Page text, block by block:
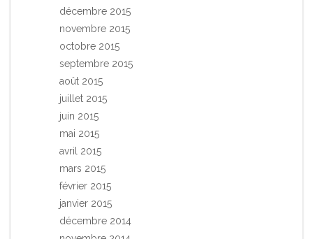
décembre 2015
novembre 2015
octobre 2015
septembre 2015
août 2015
juillet 2015
juin 2015
mai 2015
avril 2015
mars 2015
février 2015
janvier 2015
décembre 2014